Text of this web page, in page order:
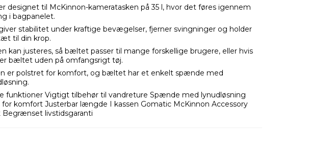
designet til McKinnon-kameratasken på 35 l, hvor det føres igennem
i bagpanelet.
stabilitet under kraftige bevægelser, fjerner svingninger og holder
til din krop.
kan justeres, så bæltet passer til mange forskellige brugere, eller hvis
bæltet uden på omfangsrigt tøj.
er polstret for komfort, og bæltet har et enkelt spænde med
funktioner Vigtigt tilbehør til vandreture Spænde med lynudløsning
for komfort Justerbar længde I kassen Gomatic McKinnon Accessory
Begrænset livstidsgaranti